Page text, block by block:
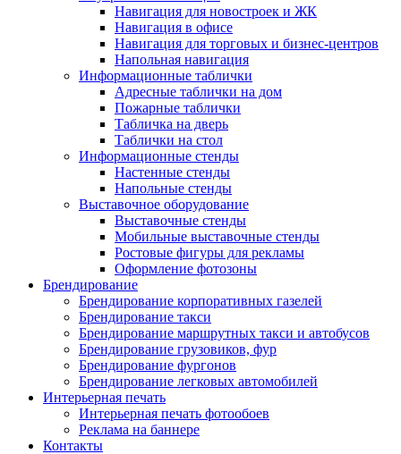
Навигация для новостроек и ЖК
Навигация в офисе
Навигация для торговых и бизнес-центров
Напольная навигация
Информационные таблички
Адресные таблички на дом
Пожарные таблички
Табличка на дверь
Таблички на стол
Информационные стенды
Настенные стенды
Напольные стенды
Выставочное оборудование
Выставочные стенды
Мобильные выставочные стенды
Ростовые фигуры для рекламы
Оформление фотозоны
Брендирование
Брендирование корпоративных газелей
Брендирование такси
Брендирование маршрутных такси и автобусов
Брендирование грузовиков, фур
Брендирование фургонов
Брендирование легковых автомобилей
Интерьерная печать
Интерьерная печать фотообоев
Реклама на баннере
Контакты